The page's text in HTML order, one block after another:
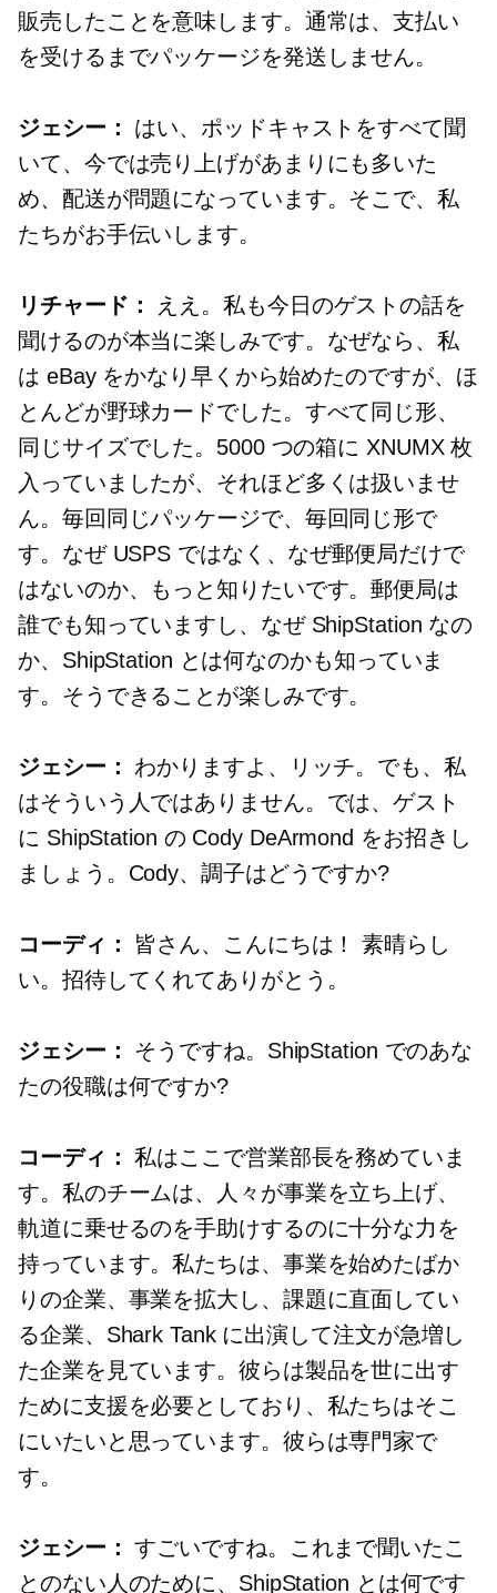
販売したことを意味します。通常は、支払い
を受けるまでパッケージを発送しません。
ジェシー：
はい、ポッドキャストをすべて聞
いて、今では売り上げがあまりにも多いた
め、配送が問題になっています。そこで、私
たちがお手伝いします。
リチャード：
ええ。私も今日のゲストの話を
聞けるのが本当に楽しみです。なぜなら、私
は eBay をかなり早くから始めたのですが、ほ
とんどが野球カードでした。すべて同じ形、
同じサイズでした。5000 つの箱に XNUMX 枚
入っていましたが、それほど多くは扱いませ
ん。毎回同じパッケージで、毎回同じ形で
す。なぜ USPS ではなく、なぜ郵便局だけで
はないのか、もっと知りたいです。郵便局は
誰でも知っていますし、なぜ ShipStation なの
か、ShipStation とは何なのかも知っていま
す。そうできることが楽しみです。
ジェシー：
わかりますよ、リッチ。でも、私
はそういう人ではありません。では、ゲスト
に ShipStation の Cody DeArmond をお招きし
ましょう。Cody、調子はどうですか?
コーディ：
皆さん、こんにちは！ 素晴らし
い。招待してくれてありがとう。
ジェシー：
そうですね。ShipStation でのあな
たの役職は何ですか?
コーディ： 私はここで営業部長を務めていま
す。私のチームは、人々が事業を立ち上げ、
軌道に乗せるのを手助けするのに十分な力を
持っています。私たちは、事業を始めたばか
りの企業、事業を拡大し、課題に直面してい
る企業、Shark Tank に出演して注文が急増し
た企業を見ています。彼らは製品を世に出す
ために支援を必要としており、私たちはそこ
にいたいと思っています。彼らは専門家で
す。
ジェシー： すごいですね。これまで聞いたこ
とのない人のために、ShipStation とは何です